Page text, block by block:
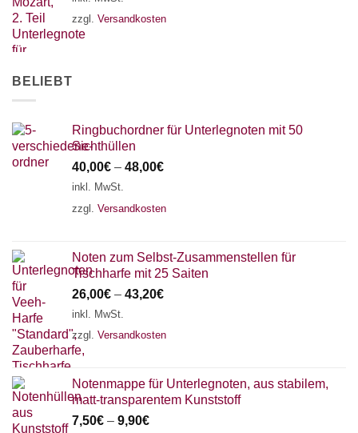
zzgl. Versandkosten
BELIEBT
Ringbuchordner für Unterlegnoten mit 50
Sichthüllen
40,00€ – 48,00€
inkl. MwSt.
zzgl. Versandkosten
Noten zum Selbst-Zusammenstellen für
Tischharfe mit 25 Saiten
26,00€ – 43,20€
inkl. MwSt.
zzgl. Versandkosten
Notenmappe für Unterlegnoten, aus stabilem,
matt-transparentem Kunststoff
7,50€ – 9,90€